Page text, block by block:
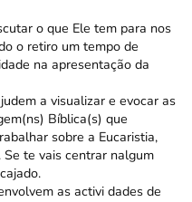
o que Ele tem para nos
o retiro um tempo de
na apresentação da
a visualizar e evocar as
Bíblica(s) que
sobre a Eucaristia,
te vais centrar nalgum
as activi dades de